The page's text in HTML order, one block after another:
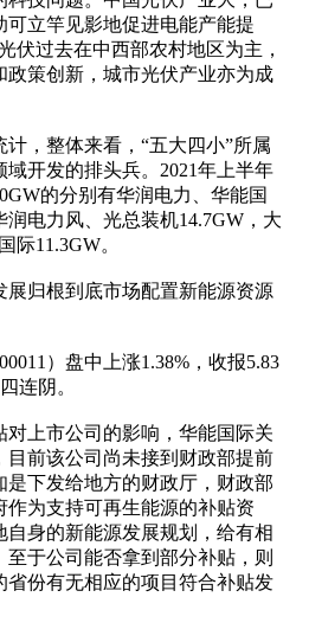
可立竿见影地促进电能产能提
伏过去在中西部农村地区为主，
政策创新，城市光伏产业亦为成
，整体来看，“五大四小”所属
域开发的排头兵。2021年上半年
的分别有华润电力、华能国
电力风、光总装机14.7GW，大
际11.3GW。
展归根到底市场配置新能源资源
）盘中上涨1.38%，收报5.83
连阴。
上市公司的影响，华能国际关
目前该公司尚未接到财政部提前
下发给地方的财政厅，财政部
为支持可再生能源的补贴资
身的新能源发展规划，给有相
于公司能否拿到部分补贴，则
省份有无相应的项目符合补贴发